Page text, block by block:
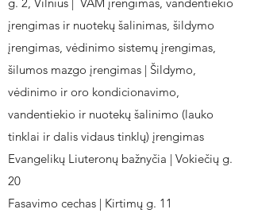
įrengimas ir nuotekų šalinimas, šildymo
įrengimas, vėdinimo sistemų įrengimas,
šilumos mazgo įrengimas | Šildymo,
vėdinimo ir oro kondicionavimo,
vandentiekio ir nuotekų šalinimo (lauko
tinklai ir dalis vidaus tinklų) įrengimas
Evangelikų Liuteronų bažnyčia | Vokiečių g.
20
Fasavimo cechas | Kirtimų g. 11